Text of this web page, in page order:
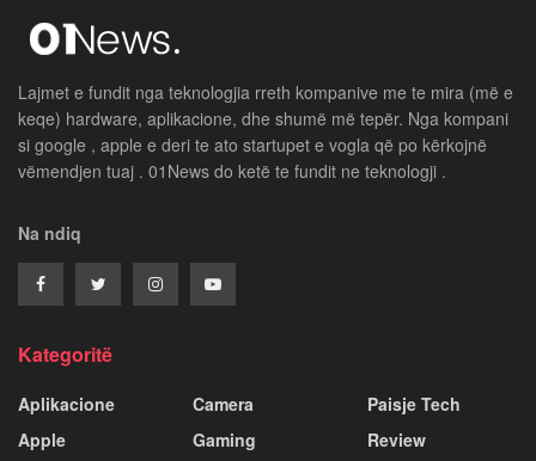
Lajmet e fundit nga teknologjia rreth kompanive me te mira (më e
keqe) hardware, aplikacione, dhe shumë më tepër. Nga kompani
si google , apple e deri te ato startupet e vogla që po kërkojnë
vëmendjen tuaj . 01News do ketë te fundit ne teknologji .
Na ndiq
Kategoritë
Aplikacione
Apple
Camera
Gaming
Paisje Tech
Review